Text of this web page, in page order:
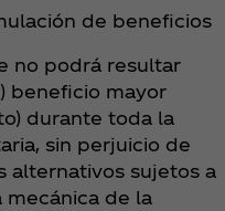
de beneficios
no podrá resultar
beneficio mayor
durante toda la
sin perjuicio de
alternativos sujetos a
de la